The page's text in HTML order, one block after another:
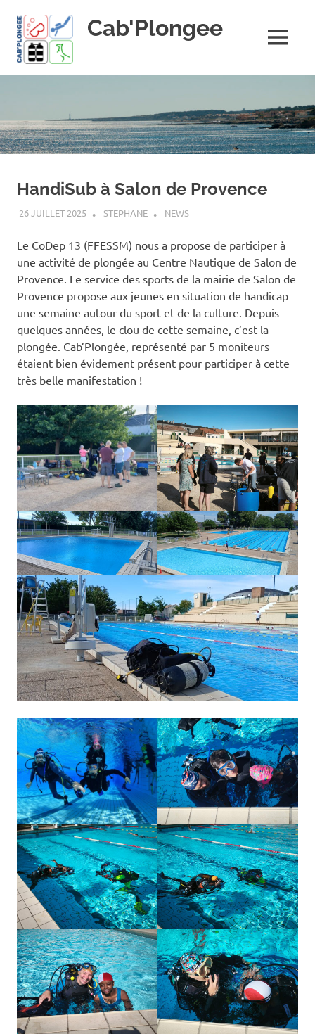
content
Cab'Plongee
!
MENU
HandiSub à Salon de Provence
26 JUILLET 2025 STEPHANE NEWS
Le CoDep 13 (FFESSM) nous a propose de participer à
une activité de plongée au Centre Nautique de Salon de
Provence. Le service des sports de la mairie de Salon de
Provence propose aux jeunes en situation de handicap
une semaine autour du sport et de la culture. Depuis
quelques années, le clou de cette semaine, c’est la
plongée. Cab’Plongée, représenté par 5 moniteurs
étaient bien évidement présent pour participer à cette
très belle manifestation !